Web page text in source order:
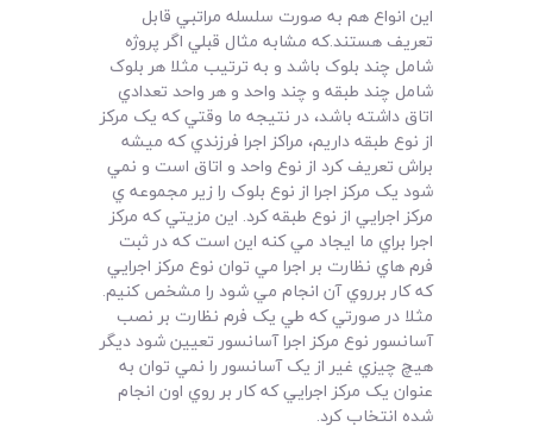
اين انواع هم به صورت سلسله مراتبي قابل
تعريف هستند.که مشابه مثال قبلي اگر پروژه
شامل چند بلوک باشد و به ترتيب مثلا هر بلوک
شامل چند طبقه و چند واحد و هر واحد تعدادي
اتاق داشته باشد، در نتيجه ما وقتي که يک مرکز
از نوع طبقه داريم، مراکز اجرا فرزندي که ميشه
براش تعريف کرد از نوع واحد و اتاق است و نمي
شود يک مرکز اجرا از نوع بلوک را زير مجموعه ي
مرکز اجرايي از نوع طبقه کرد. اين مزيتي که مرکز
اجرا براي ما ايجاد مي کنه اين است که در ثبت
فرم هاي نظارت بر اجرا مي توان نوع مرکز اجرايي
که کار برروي آن انجام مي شود را مشخص کنيم.
مثلا در صورتي که طي يک فرم نظارت بر نصب
آسانسور نوع مرکز اجرا آسانسور تعيين شود ديگر
هيچ چيزي غير از يک آسانسور را نمي توان به
عنوان يک مرکز اجرايي که کار بر روي اون انجام
شده انتخاب کرد.